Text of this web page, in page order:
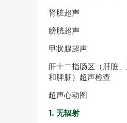
肾脏超声
膀胱超声
甲状腺超声
肝十二指肠区（肝脏
和脾脏）超声检查
超声心动图
1. 无辐射